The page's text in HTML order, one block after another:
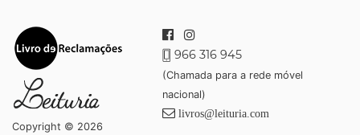
Copyright © 2026
966 316 945
(Chamada para a rede móvel
nacional)
livros@leituria.com